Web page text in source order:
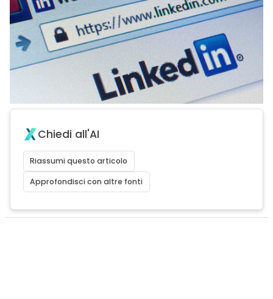
Chiedi all'AI
Riassumi questo articolo
Approfondisci con altre fonti